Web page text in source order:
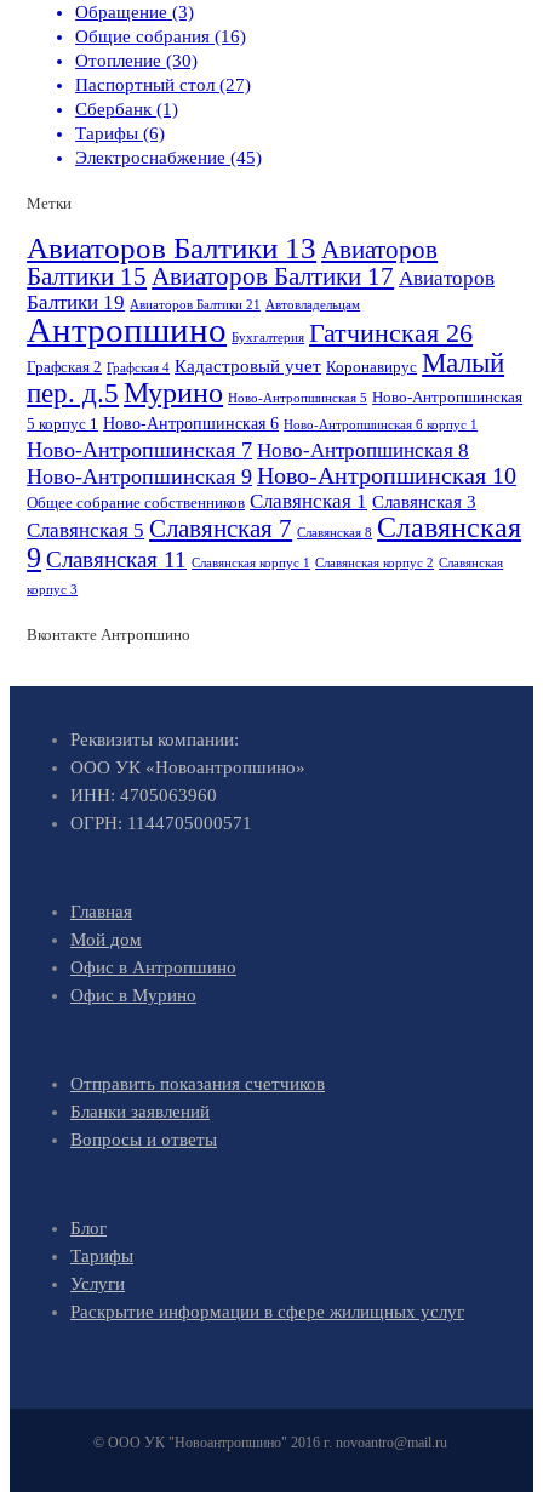
Обращение (3)
Общие собрания (16)
Отопление (30)
Паспортный стол (27)
Сбербанк (1)
Тарифы (6)
Электроснабжение (45)
Метки
Авиаторов Балтики 13 Авиаторов
Балтики 15 Авиаторов Балтики 17 Авиаторов
Балтики 19 Авиаторов Балтики 21 Автовладельцам
Антропшино Бухгалтерия Гатчинская 26
Графская 2 Графская 4 Кадастровый учет Коронавирус Малый
пер. д.5Мурино Ново-Антропшинская 5 Ново-Антропшинская
5 корпус 1 Ново-Антропшинская 6 Ново-Антропшинская 6 корпус 1
Ново-Антропшинская 7 Ново-Антропшинская 8
Ново-Антропшинская 9 Ново-Антропшинская 10
Общее собрание собственников Славянская 1 Славянская 3
Славянская 5 Славянская 7 Славянская 8 Славянская
9 Славянская 11 Славянская корпус 1 Славянская корпус 2 Славянская
корпус 3
Вконтакте Антропшино
Реквизиты компании:
ООО УК «Новоантропшино»
ИНН: 4705063960
ОГРН: 1144705000571
Главная
Мой дом
Офис в Антропшино
Офис в Мурино
Отправить показания счетчиков
Бланки заявлений
Вопросы и ответы
Блог
Тарифы
Услуги
Раскрытие информации в сфере жилищных услуг
© ООО УК "Новоантропшино" 2016 г. novoantro@mail.ru